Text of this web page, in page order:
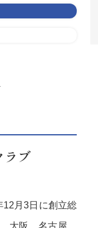
ラブ
12月3日に創立総
大阪、名古屋、